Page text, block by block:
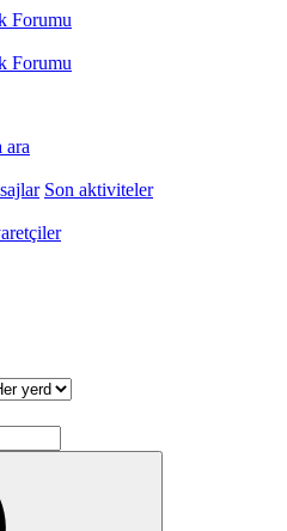
ara
Son aktiviteler